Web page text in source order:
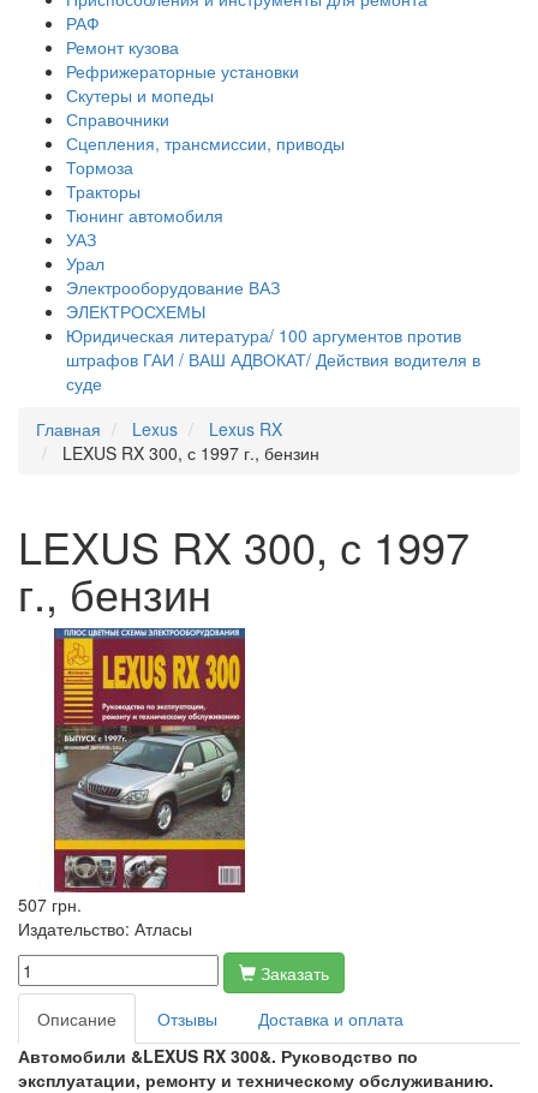
РАФ
Ремонт кузова
Рефрижераторные установки
Скутеры и мопеды
Справочники
Сцепления, трансмиссии, приводы
Тормоза
Тракторы
Тюнинг автомобиля
УАЗ
Урал
Электрооборудование ВАЗ
ЭЛЕКТРОСХЕМЫ
Юридическая литература/ 100 аргументов против
штрафов ГАИ / ВАШ АДВОКАТ/ Действия водителя в
суде
Главная
Lexus
Lexus RX
LEXUS RX 300, с 1997 г., бензин
LEXUS RX 300, с 1997
г., бензин
507 грн.
Издательство: Атласы
Заказать
Описание
Отзывы
Доставка и оплата
Автомобили &LEXUS RX 300&. Руководство по
эксплуатации, ремонту и техническому обслуживанию.